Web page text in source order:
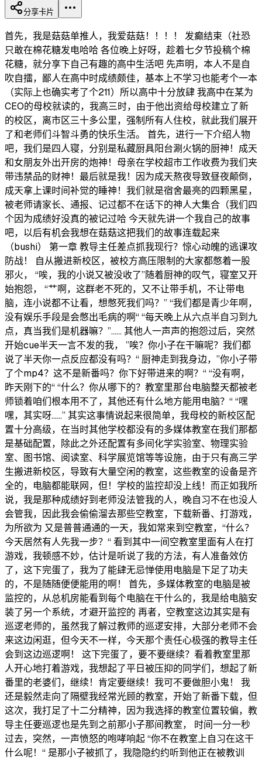
分享卡片
首先，我是菇菇单推人，我爱菇菇！！！！ 发癫结束（社恐
只敢在棉花糖发电哈哈 各位晚上好呀，趁着七夕节投稿个棉
花糖，就分享下自己有趣的高中生活吧 先声明，本人不是自
吹自擂，鄙人在高中时成绩颇佳，基本上不学习也能考个一本
（实际上也确实考了个211）所以高中十分放肆 我高中在某为
CEO的母校就读的，我高三时，由于他出资给母校建立了新
的校区，离市区三十多公里，强制所有人住校，就此我们展开
了和老师们斗智斗勇的快乐生活。 首先，进行一下介绍人物
吧，我们是四人寝，分别是私藏厨具阳台涮火锅的厨神！成天
和女朋友外出开房的炮神！母亲在学校超市工作收费为我们夹
带违禁品的财神！最后就是我！因为成天熬夜导致昼夜颠倒，
成天拿上课时间补觉的睡神！我们就是宿舍最亮的四颗黑星，
被老师请家长、通报、记过都不在话下的神人大集合（我们四
个因为成绩好没真的被记过哈 今天就先讲一个我自己的故事
吧，以后有机会我想在菇菇这把我们的故事连载起来
（bushi） 第一章 教导主任差点抓我现行？惊心动魄的逃课攻
防战！ 自从搬进新校区，被校方高压限制的大家都憋着一股
邪火， “唉，我的小说又被没收了”随着厨神的叹气，寝室又开
始抱怨， “艹啊，这群老不死的，又不让带手机，不让带电
脑，连小说都不让看，想憋死我们吗？” “我们都是青少年啊，
没有娱乐手段是会憋出毛病的啊“ “每天晚上从六点半自习到九
点，真当我们是机器嘛？”…… 其他人一声声的抱怨过后，突然
开始cue半天一言不发的我， ”唉？你小子在干嘛呢？我们都
说了半天你一点反应都没有吗？“ 厨神走到我身边，”你小子带
了个mp4？这不是新番吗？你下好带进来的啊？“ “没有啊，
昨天刚下的“ “什么？你从哪下的？教室里那台电脑整天都被老
师锁着咱们根本用不了，其他还有什么地方能用电脑？“ “嘿
嘿，其实呀……” 其实这事情说起来很简单，我母校的新校区配
置十分高级，在当时其他学校都没有的多媒体教室在我们那都
是基础配置，除此之外还配置有多间化学实验室、物理实验
室、图书馆、阅读室、科学展览馆等等设施，由于只有高三学
生搬进新校区，导致有大量空闲的教室，这些教室的设备是齐
全的，电脑都能联网，但！学校的监控却没上线！而正如我所
说，我是那种成绩好到老师没法管我的人，晚自习不在也没人
会管我，因此我会偷偷溜去那些空教室，下载新番、打游戏，
为所欲为 又是普普通通的一天，我如常来到空教室，“什么？
今天居然有人先我一步？“ 看到其中一间空教室里面有人在打
游戏，我顿感不妙，估计是听说了我的方法，有人准备效仿
了，这下完蛋了，我为了能肆无忌惮使用电脑是下足了功夫
的，不是随随便便能用的啊！ 首先，多媒体教室的电脑是被
监控的，从总机房能看到每个电脑在干什么的，我是给电脑安
装了另一个系统，才避开监控的 再者，空教室这边其实是有
巡逻老师的，虽然我了解过教师的巡逻安排，大部分老师不会
来这边闲逛，但今天不一样，今天那个责任心极强的教导主任
会到这边巡逻啊！ 这下完蛋了，要不要继续？看着教室里那
人开心地打着游戏，我想起了平日被压抑的同学们，想起了新
番里的老婆们，继续！肯定要继续！我可不要做胆小鬼！ 我
还是毅然走向了隔壁我经常光顾的教室，开始了新番下载，但
这次，我打足了十二分精神，因为我选择的教室位置较偏，教
导主任要巡逻也是先到之前那小子那间教室， 时间一分一秒
过去，突然，一声愤怒的咆哮响起 “你不在教室上自习在这干
什么呢！“ 是那小子被抓了，我隐隐约约听到他正在被教训